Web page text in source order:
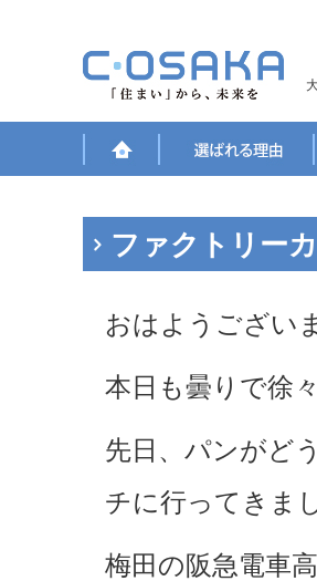
ファクトリー
おはようござい
本日も曇りで徐
先日、パンがど
チに行ってきま
梅田の阪急電車